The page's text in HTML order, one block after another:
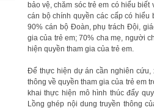
bảo vệ, chăm sóc trẻ em có hiểu
cán bộ chính quyền các cấp có hiểu
90% cán bộ Đoàn, phụ trách Đội,
gia của trẻ em; 70% cha mẹ, người
hiện quyền tham gia của trẻ em.
Để thực hiện dự án cần nghiên cứu,
thông về quyền tham gia của trẻ em
khai thực hiện mô hình thúc đẩy
Lồng ghép nội dung truyền thông